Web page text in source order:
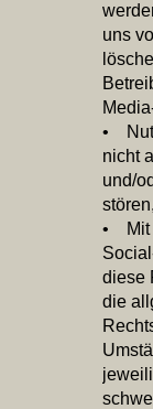
uns
•
nicht
und/
• Mit
diese
die